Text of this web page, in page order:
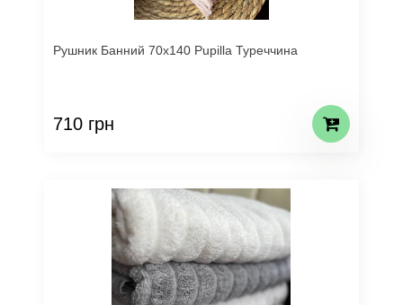
Рушник Банний 70х140 Pupilla Туреччина
710 грн